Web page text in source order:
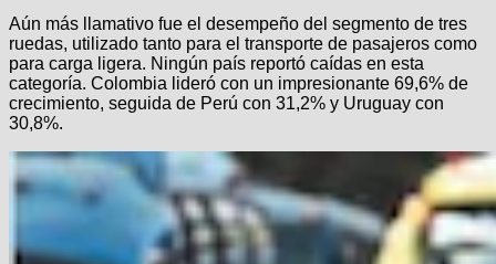
Aún más llamativo fue el desempeño del segmento de tres
ruedas, utilizado tanto para el transporte de pasajeros como
para carga ligera. Ningún país reportó caídas en esta
categoría. Colombia lideró con un impresionante 69,6% de
crecimiento, seguida de Perú con 31,2% y Uruguay con
30,8%.